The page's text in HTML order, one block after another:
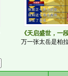
《天启盛世，一
万一张太岳是柏